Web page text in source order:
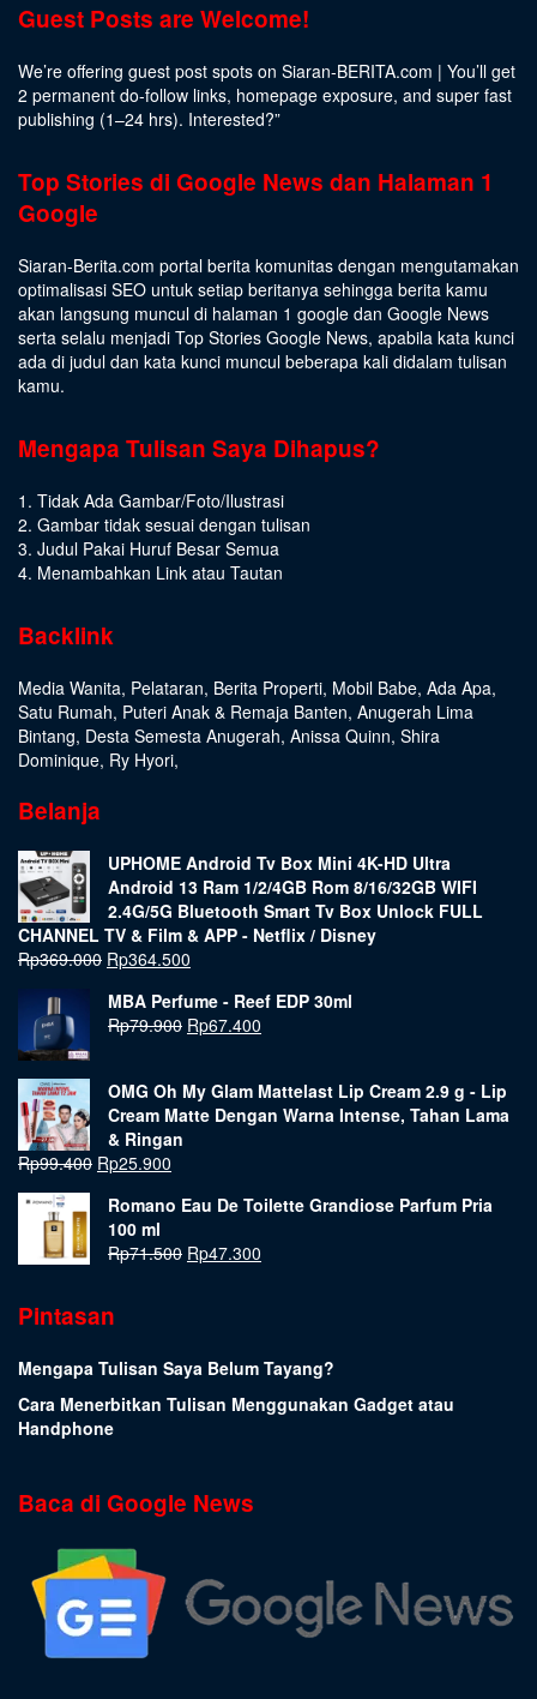
Guest Posts are Welcome!
We’re offering guest post spots on Siaran-BERITA.com | You’ll get
2 permanent do-follow links, homepage exposure, and super fast
publishing (1–24 hrs). Interested?”
Top Stories di Google News dan Halaman 1
Google
Siaran-Berita.com portal berita komunitas dengan mengutamakan
optimalisasi SEO untuk setiap beritanya sehingga berita kamu
akan langsung muncul di halaman 1 google dan Google News
serta selalu menjadi Top Stories Google News, apabila kata kunci
ada di judul dan kata kunci muncul beberapa kali didalam tulisan
kamu.
Mengapa Tulisan Saya Dihapus?
1. Tidak Ada Gambar/Foto/Ilustrasi
2. Gambar tidak sesuai dengan tulisan
3. Judul Pakai Huruf Besar Semua
4. Menambahkan Link atau Tautan
Backlink
Media Wanita, Pelataran, Berita Properti, Mobil Babe, Ada Apa,
Satu Rumah, Puteri Anak & Remaja Banten, Anugerah Lima
Bintang, Desta Semesta Anugerah, Anissa Quinn, Shira
Dominique, Ry Hyori,
Belanja
UPHOME Android Tv Box Mini 4K-HD Ultra
Android 13 Ram 1/2/4GB Rom 8/16/32GB WIFI
2.4G/5G Bluetooth Smart Tv Box Unlock FULL
CHANNEL TV & Film & APP - Netflix / Disney
Rp369.000 Rp364.500
MBA Perfume - Reef EDP 30ml
Rp79.900 Rp67.400
OMG Oh My Glam Mattelast Lip Cream 2.9 g - Lip
Cream Matte Dengan Warna Intense, Tahan Lama
& Ringan
Rp99.400 Rp25.900
Romano Eau De Toilette Grandiose Parfum Pria
100 ml
Rp71.500 Rp47.300
Pintasan
Mengapa Tulisan Saya Belum Tayang?
Cara Menerbitkan Tulisan Menggunakan Gadget atau
Handphone
Baca di Google News